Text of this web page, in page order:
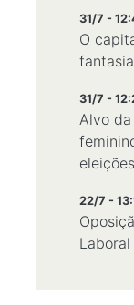
31/7 -
O
31/7 -
Alvo
eleições
22/7 -